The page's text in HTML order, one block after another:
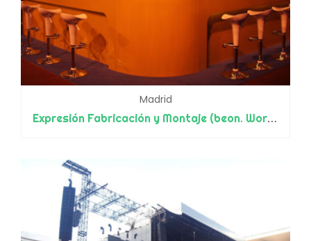
Madrid
Expresión Fabricación y Montaje (beon. Worldwide)